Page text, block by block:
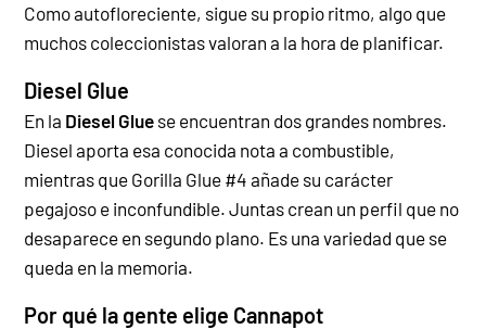
Como autofloreciente, sigue su propio ritmo, algo que
muchos coleccionistas valoran a la hora de planificar.
Diesel Glue
En la Diesel Glue se encuentran dos grandes nombres.
Diesel aporta esa conocida nota a combustible,
mientras que Gorilla Glue #4 añade su carácter
pegajoso e inconfundible. Juntas crean un perfil que no
desaparece en segundo plano. Es una variedad que se
queda en la memoria.
Por qué la gente elige Cannapot